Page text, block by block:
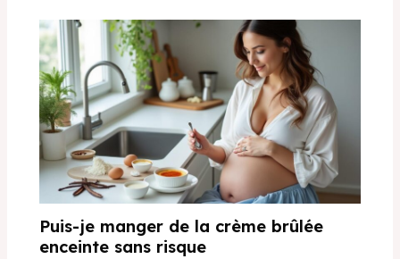
Puis-je manger de la crème brûlée
enceinte sans risque